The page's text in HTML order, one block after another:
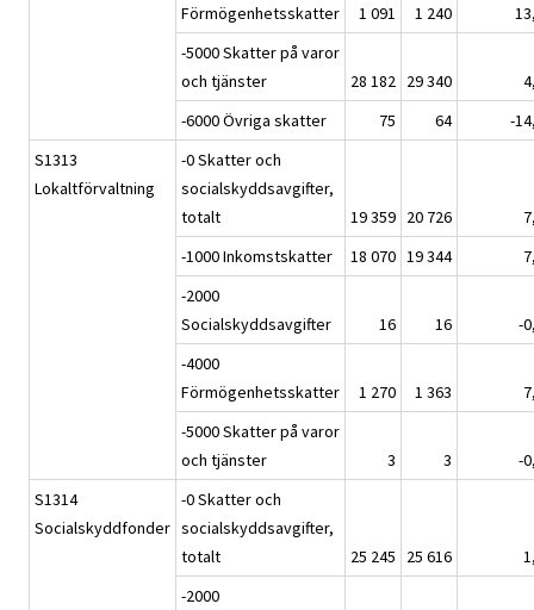
Förmögenhetsskatter
1 091 1 240
-5000 Skatter på varor
och tjänster
28 182 29 340
-6000 Övriga skatter
75 64
-
S1313
Lokaltförvaltning
-0 Skatter och
socialskyddsavgifter,
totalt
19 359 20 726
-1000 Inkomstskatter
18 070 19 344
-2000
Socialskyddsavgifter
16 16
-
-4000
Förmögenhetsskatter
1 270 1 363
-5000 Skatter på varor
och tjänster
3 3
-
S1314
Socialskyddfonder
-0 Skatter och
socialskyddsavgifter,
totalt
25 245 25 616
-2000